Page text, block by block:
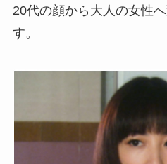
20代の顔から大人の女性
す。